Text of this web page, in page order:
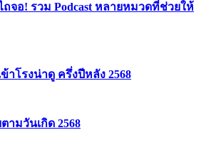
ถจอ! รวม Podcast หลายหมวดที่ช่วยให้
าโรงน่าดู ครึ่งปีหลัง 2568
ามวันเกิด 2568